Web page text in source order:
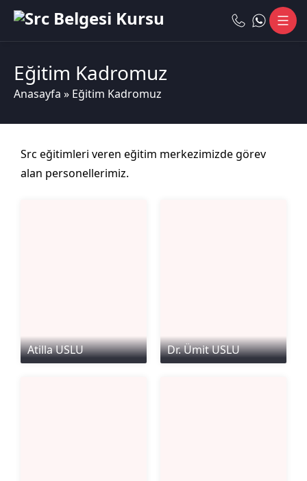
Eğitim Kadromuz
Anasayfa » Eğitim Kadromuz
Src eğitimleri veren eğitim merkezimizde görev
alan personellerimiz.
Atilla USLU Dr. Ümit USLU